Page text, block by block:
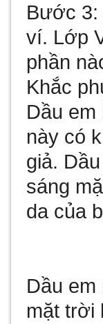
Bước 3:
ví. Lớp
phần
Khắc
Dầu
này có
giả.
sáng
da của
Dầu
mặt trời